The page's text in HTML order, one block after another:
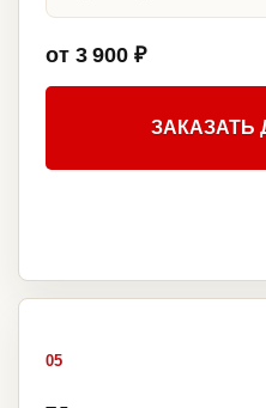
от 3 900 ₽
ЗАКАЗАТЬ
05